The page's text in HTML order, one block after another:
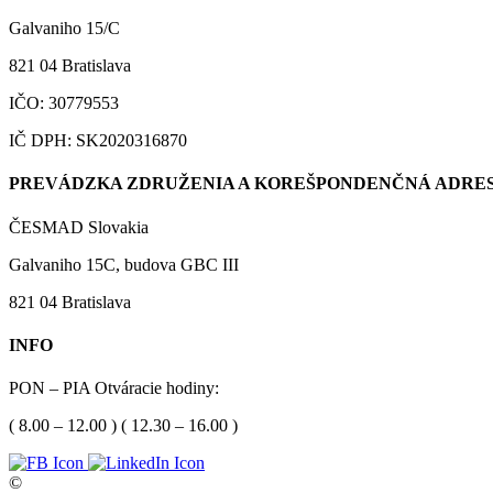
Galvaniho 15/C
821 04 Bratislava
IČO: 30779553
IČ DPH: SK2020316870
PREVÁDZKA ZDRUŽENIA A KOREŠPONDENČNÁ
ČESMAD Slovakia
Galvaniho 15C, budova GBC III
821 04 Bratislava
INFO
PON – PIA Otváracie hodiny:
( 8.00 – 12.00 ) ( 12.30 – 16.00 )
©